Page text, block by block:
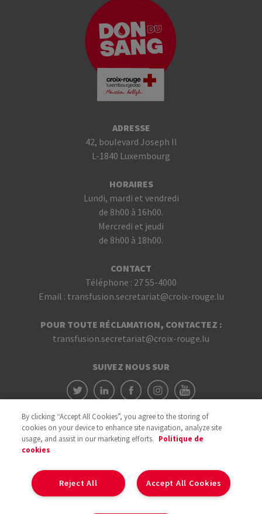
ADRESSE
42, boulevard Joseph II
L-1840 Luxembourg
HORAIRES
Lundi, mardi et vendredi
de 8h00 à 16h00.
Mercredi et jeudi
de 8h00 à 18h00.
CONTACT
Téléphone : 27 55-4000
Email : transfusion.secretariat@croix-rouge.lu
POUR TOUTE RÉCLAMATION, CONTACTEZ :
transfusion.secretariat@croix-rouge.lu
SUIVEZ NOUS SUR
By clicking “Accept All Cookies”, you agree to the storing of
cookies on your device to enhance site navigation, analyze site
usage, and assist in our marketing efforts. Politique de
cookies
Accept All Cookies
Reject All